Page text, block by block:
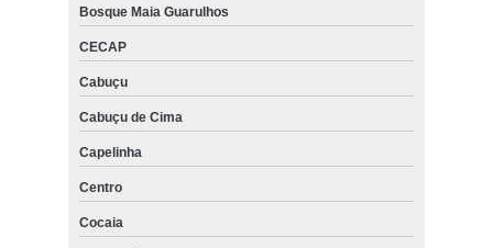
Bosque Maia Guarulhos
CECAP
Cabuçu
Cabuçu de Cima
Capelinha
Centro
Cocaia